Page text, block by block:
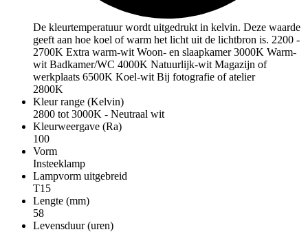
De kleurtemperatuur wordt uitgedrukt in kelvin. Deze waarde
geeft aan hoe koel of warm het licht uit de lichtbron is. 2200 -
2700K Extra warm-wit Woon- en slaapkamer 3000K Warm-
wit Badkamer/WC 4000K Natuurlijk-wit Magazijn of
werkplaats 6500K Koel-wit Bij fotografie of atelier
2800K
Kleur range (Kelvin)
2800 tot 3000K - Neutraal wit
Kleurweergave (Ra)
100
Vorm
Insteeklamp
Lampvorm uitgebreid
T15
Lengte (mm)
58
Levensduur (uren)